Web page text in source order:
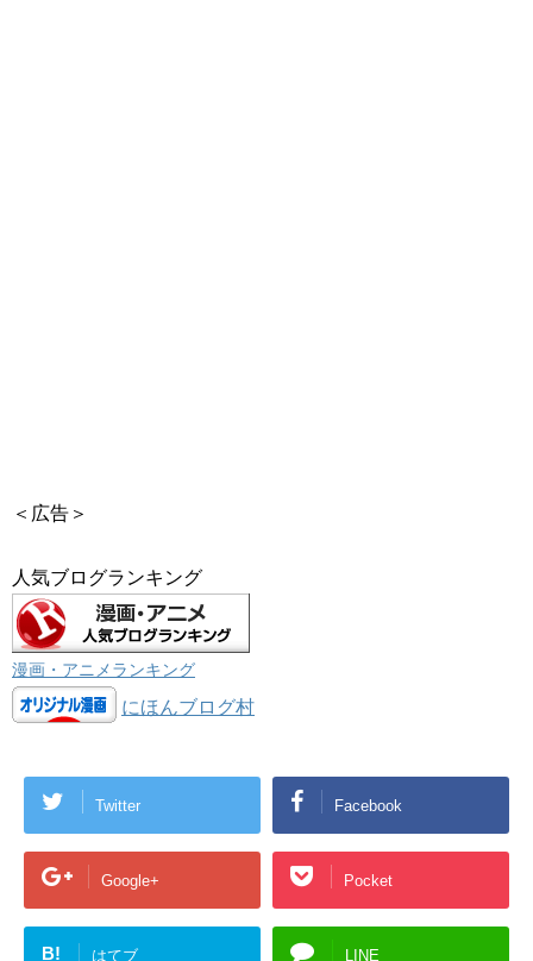
＜広告＞
人気ブログランキング
漫画・アニメランキング
にほんブログ村
Twitter Facebook
Google+ Pocket
B! はてブ LINE